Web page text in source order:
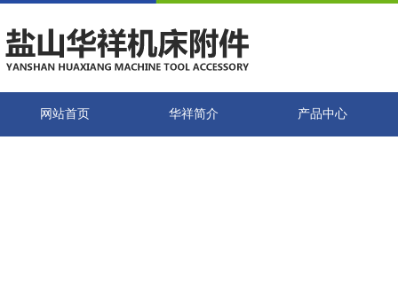
网站首页 华祥简介 产品中心